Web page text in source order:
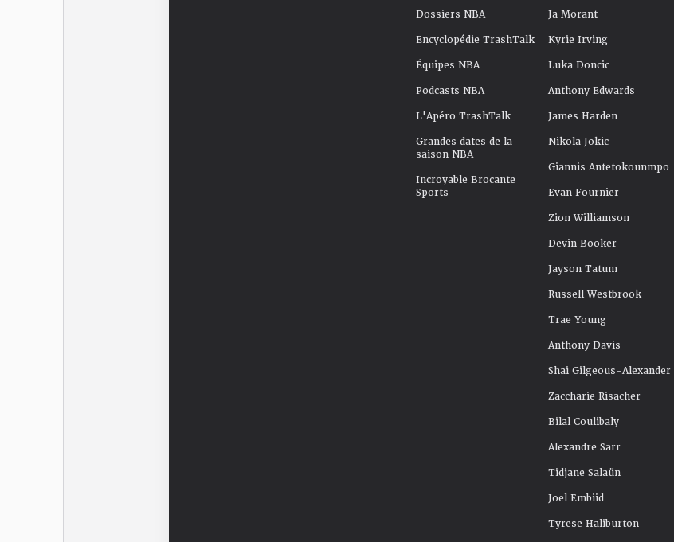
Dossiers NBA
Encyclopédie TrashTalk
Équipes NBA
Podcasts NBA
L'Apéro TrashTalk
Grandes dates de la
saison NBA
Incroyable Brocante
Sports
Ja Morant
Kyrie Irving
Luka Doncic
Anthony Edwards
James Harden
Nikola Jokic
Giannis Antetokounmpo
Evan Fournier
Zion Williamson
Devin Booker
Jayson Tatum
Russell Westbrook
Trae Young
Anthony Davis
Shai Gilgeous-Alexander
Zaccharie Risacher
Bilal Coulibaly
Alexandre Sarr
Tidjane Salaün
Joel Embiid
Tyrese Haliburton